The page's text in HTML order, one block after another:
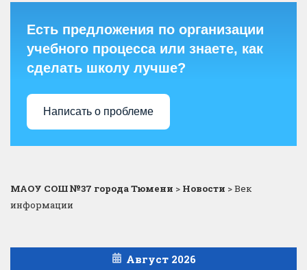
Есть предложения по организации
учебного процесса или знаете, как
сделать школу лучше?
Написать о проблеме
МАОУ СОШ №37 города Тюмени > Новости >Век
информации
Август 2026